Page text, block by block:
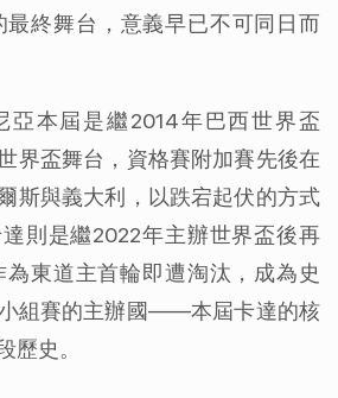
終舞台，意義早已不可同日而
亞本屆是繼2014年巴西世界盃
界盃舞台，資格賽附加賽先後在
斯與義大利，以跌宕起伏的方式
則是繼2022年主辦世界盃後再
東道主首輪即遭淘汰，成為史
組賽的主辦國——本屆卡達的核
歷史。